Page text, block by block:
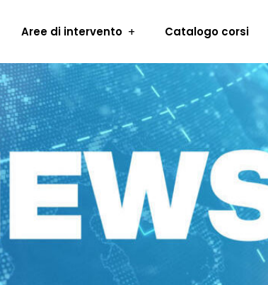
Aree di intervento Catalogo corsi